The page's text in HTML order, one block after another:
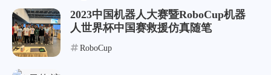
2023中国机器人大赛暨RoboCup机器
人世界杯中国赛救援仿真随笔
RoboCup